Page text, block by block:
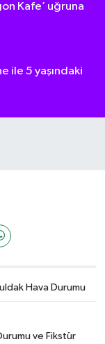
Kafe’ uğruna
ile 5 yaşındaki
Hava Durumu
ve Fikstür